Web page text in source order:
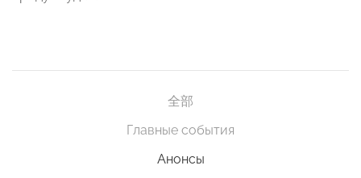
全部
Главные события
Анонсы